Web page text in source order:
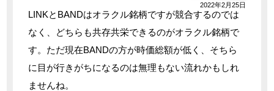
2022年2月25日
LINKとBANDはオラクル銘柄ですが競合するのでは
なく、どちらも共存共栄できるのがオラクル銘柄で
す。ただ現在BANDの方が時価総額が低く、そちら
に目が行きがちになるのは無理もない流れかもしれ
ませんね。